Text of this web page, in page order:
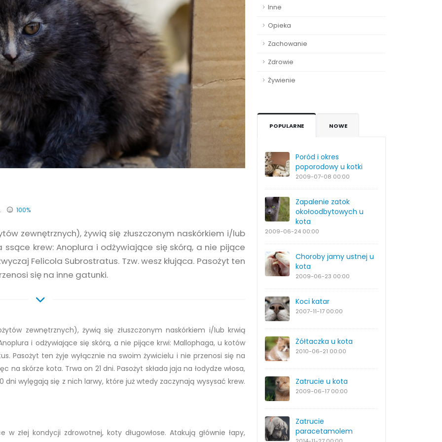
Inne
Opieka
Zachowanie
Zdrowie
Żywienie
POPULARNE NOWE
Poród i okres
poporodowy u kotki
2009-07-08 00:00
Zapalenie zatok
okołoodbytowych u
kota
2009-06-24 00:00
Choroby jamy ustnej u
kota
2009-06-23 00:00
Koci katar
2007-11-17 00:00
Żółtaczka u kota
2010-06-21 00:00
Zatrucie u kota
2009-06-17 00:00
Zatrucie
paracetamolem
100%
zewnętrznych), żywią się złuszczonym naskórkiem i/lub
krew: Anoplura i odżywiające się skórą, a nie pijące
Felicola Subrostratus. Tzw. wesz kłująca. Pasożyt ten
się na inne gatunki.
zewnętrznych), żywią się złuszczonym naskórkiem i/lub krwią
i odżywiające się skórą, a nie pijące krwi: Mallophaga, u kotów
Pasożyt ten żyje wyłącznie na swoim żywicielu i nie przenosi się na
na skórze kota. Trwa on 21 dni. Pasożyt składa jaja na łodydze włosa,
wylęgają się z nich larwy, które już wtedy zaczynają wysysać krew.
złej kondycji zdrowotnej, koty długowłose. Atakują głównie łapy,